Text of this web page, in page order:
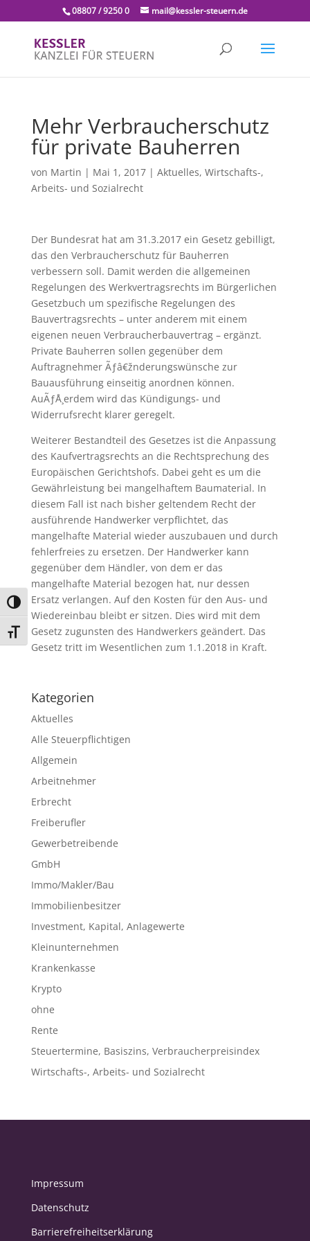
Umschalten auf hohe Kontraste
Schrift vergrößern
08807 / 9250 0 mail@kessler-steuern.de
Mehr Verbraucherschutz
für private Bauherren
von Martin | Mai 1, 2017| Aktuelles, Wirtschafts-,
Arbeits- und Sozialrecht
Der Bundesrat hat am 31.3.2017 ein Gesetz gebilligt,
das den Verbraucherschutz für Bauherren
verbessern soll. Damit werden die allgemeinen
Regelungen des Werkvertragsrechts im Bürgerlichen
Gesetzbuch um spezifische Regelungen des
Bauvertragsrechts – unter anderem mit einem
eigenen neuen Verbraucherbauvertrag – ergänzt.
Private Bauherren sollen gegenüber dem
Auftragnehmer Ãƒâ€žnderungswünsche zur
Bauausführung einseitig anordnen können.
AuÃƒÅ¸erdem wird das Kündigungs- und
Widerrufsrecht klarer geregelt.
Weiterer Bestandteil des Gesetzes ist die Anpassung
des Kaufvertragsrechts an die Rechtsprechung des
Europäischen Gerichtshofs. Dabei geht es um die
Gewährleistung bei mangelhaftem Baumaterial. In
diesem Fall ist nach bisher geltendem Recht der
ausführende Handwerker verpflichtet, das
mangelhafte Material wieder auszubauen und durch
fehlerfreies zu ersetzen. Der Handwerker kann
gegenüber dem Händler, von dem er das
mangelhafte Material bezogen hat, nur dessen
Ersatz verlangen. Auf den Kosten für den Aus- und
Wiedereinbau bleibt er sitzen. Dies wird mit dem
Gesetz zugunsten des Handwerkers geändert. Das
Gesetz tritt im Wesentlichen zum 1.1.2018 in Kraft.
Kategorien
Aktuelles
Alle Steuerpflichtigen
Allgemein
Arbeitnehmer
Erbrecht
Freiberufler
Gewerbetreibende
GmbH
Immo/Makler/Bau
Immobilienbesitzer
Investment, Kapital, Anlagewerte
Kleinunternehmen
Krankenkasse
Krypto
ohne
Rente
Steuertermine, Basiszins, Verbraucherpreisindex
Wirtschafts-, Arbeits- und Sozialrecht
Impressum
Datenschutz
Barrierefreiheitserklärung